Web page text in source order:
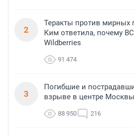
2
Теракты против мирных
Ким ответила, почему
Wildberries
91 474
3
Погибшие и
взрыве в центре Москвы
88 950 216